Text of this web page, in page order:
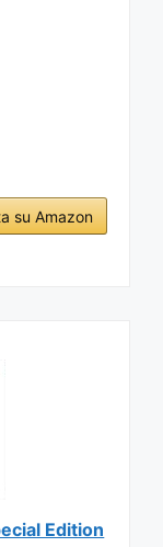
su Amazon
Edition